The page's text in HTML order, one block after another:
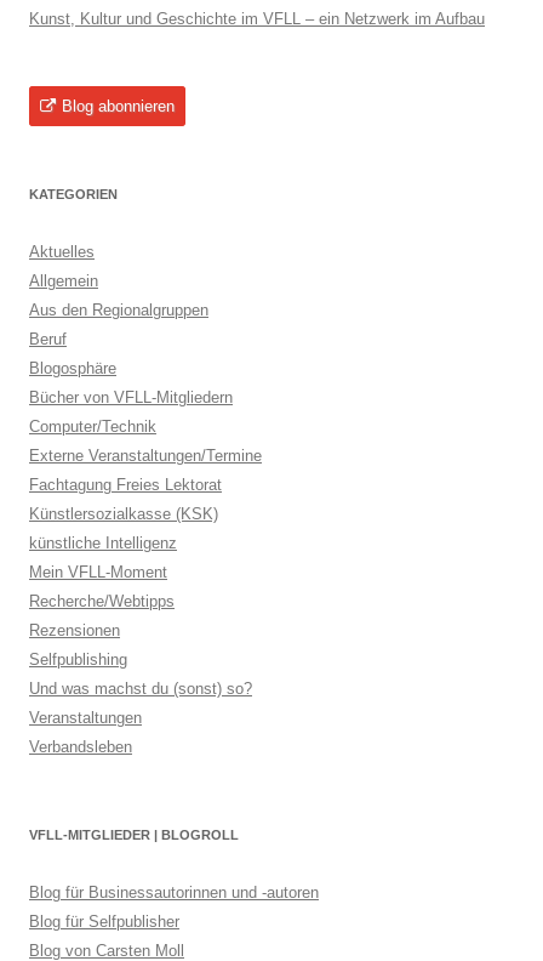
Kunst, Kultur und Geschichte im VFLL – ein Netzwerk im Aufbau
Blog abonnieren
KATEGORIEN
Aktuelles
Allgemein
Aus den Regionalgruppen
Beruf
Blogosphäre
Bücher von VFLL-Mitgliedern
Computer/Technik
Externe Veranstaltungen/Termine
Fachtagung Freies Lektorat
Künstlersozialkasse (KSK)
künstliche Intelligenz
Mein VFLL-Moment
Recherche/Webtipps
Rezensionen
Selfpublishing
Und was machst du (sonst) so?
Veranstaltungen
Verbandsleben
VFLL-MITGLIEDER | BLOGROLL
Blog für Businessautorinnen und -autoren
Blog für Selfpublisher
Blog von Carsten Moll